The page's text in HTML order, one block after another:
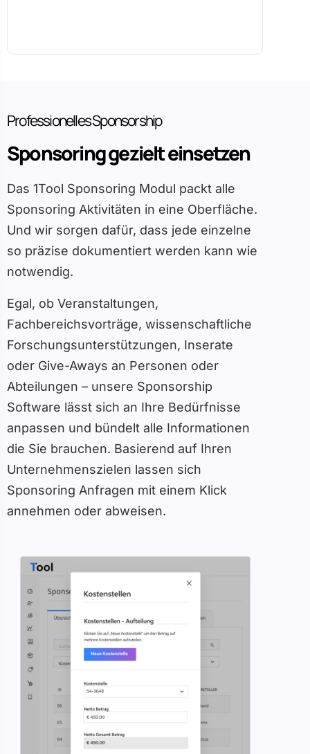
Professionelles Sponsorship
Sponsoring gezielt einsetzen
Das 1Tool Sponsoring Modul packt alle
Sponsoring Aktivitäten in eine Oberfläche.
Und wir sorgen dafür, dass jede einzelne
so präzise dokumentiert werden kann wie
notwendig.
Egal, ob Veranstaltungen,
Fachbereichsvorträge, wissenschaftliche
Forschungsunterstützungen, Inserate
oder Give-Aways an Personen oder
Abteilungen – unsere Sponsorship
Software lässt sich an Ihre Bedürfnisse
anpassen und bündelt alle Informationen
die Sie brauchen. Basierend auf Ihren
Unternehmenszielen lassen sich
Sponsoring Anfragen mit einem Klick
annehmen oder abweisen.